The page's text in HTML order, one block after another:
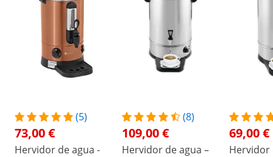
(5)
73,00 €
Hervidor de agua -
(8)
109,00 €
Hervidor de agua –
69,00 €
Hervidor